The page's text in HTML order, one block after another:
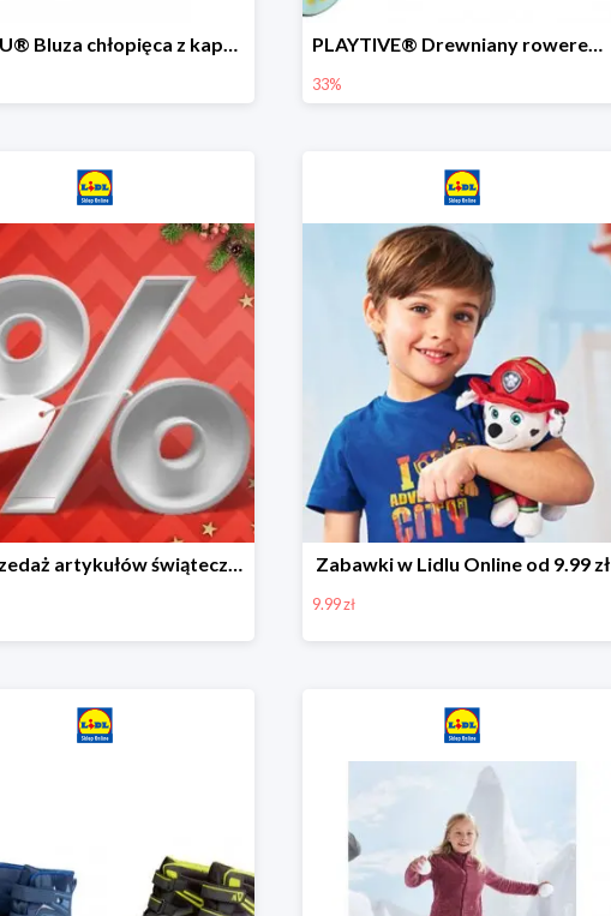
LUPILU® Bluza chłopięca z kapturem PLAYTIVE® Drewniany rowerek biegowy -33%
33%
Wyprzedaż artykułów świątecznych w Lidlu Online Zabawki w Lidlu Online od 9.99 zł
9.99 zł